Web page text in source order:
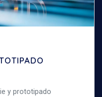
y prototipado